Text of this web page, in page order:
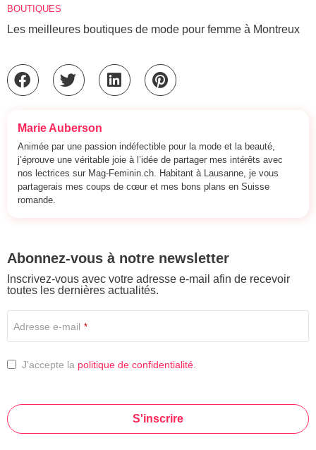
BOUTIQUES
Les meilleures boutiques de mode pour femme à Montreux
Marie Auberson
Animée par une passion indéfectible pour la mode et la beauté,
j’éprouve une véritable joie à l’idée de partager mes intérêts avec
nos lectrices sur Mag-Feminin.ch. Habitant à Lausanne, je vous
partagerais mes coups de cœur et mes bons plans en Suisse
romande.
Abonnez-vous à notre newsletter
Inscrivez-vous avec votre adresse e-mail afin de recevoir
toutes les dernières actualités.
Adresse e-mail *
J'accepte la politique de confidentialité
S'inscrire